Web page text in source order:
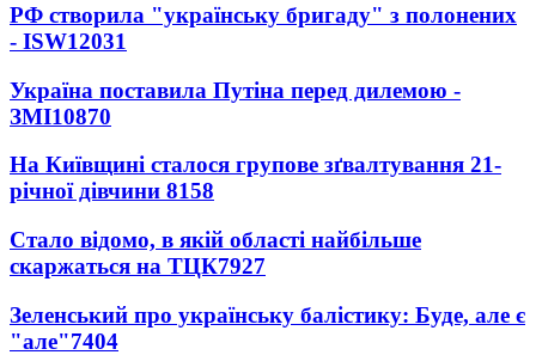
РФ створила "українську бригаду" з полонених
- ISW12031
Україна поставила Путіна перед дилемою -
ЗМІ10870
На Київщині сталося групове зґвалтування 21-
річної дівчини 8158
Стало відомо, в якій області найбільше
скаржаться на ТЦК7927
Зеленський про українську балістику: Буде, але є
"але"7404